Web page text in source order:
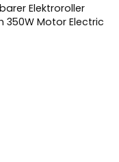
Elektroroller
350W Motor Electric